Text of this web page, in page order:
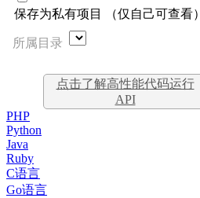
保存为私有项目 （仅自己可查看）
所属目录
点击了解高性能代码运行
API
PHP
Python
Java
Ruby
C语言
Go语言